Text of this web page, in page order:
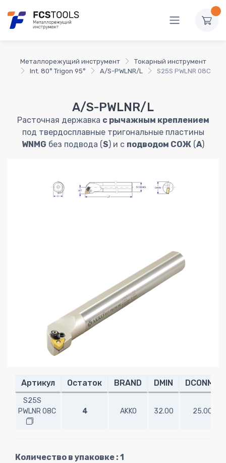
Металлорежущий инструмент
Токарный инструмент
Int. 80° Trigon 95°
A/S-PWLNR/L S25S PWLNR 08C
A/S-PWLNR/L
Расточная державка с рычажным креплением
под твердосплавные тригональные пластины
WNMG без подвода (S) и с подводом СОЖ (A)
Артикул Остаток BRAND DMIN DCONMS
S25S
PWLNR 08C
4 AKKO 32.00 25.00
Количество в упаковке : 1